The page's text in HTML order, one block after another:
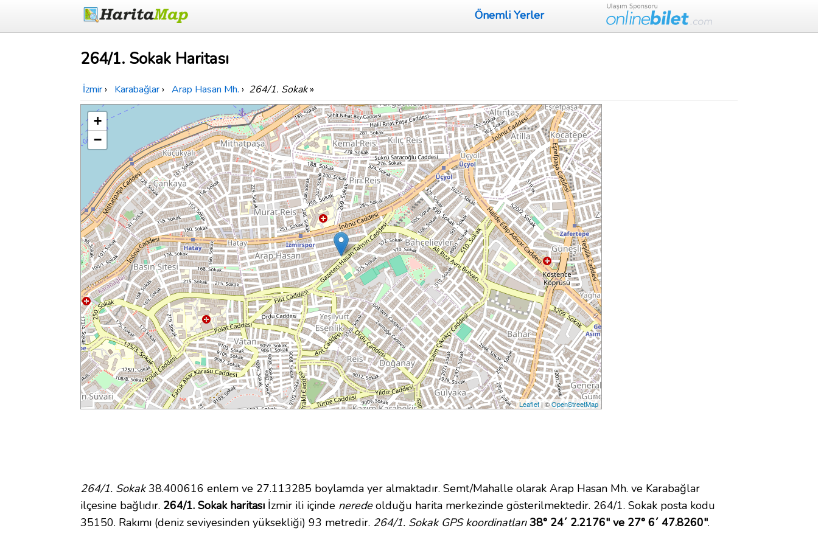
Önemli Yerler
264/1. Sokak Haritası
İzmir › Karabağlar › Arap Hasan Mh. › 264/1. Sokak»
+
−
Leaflet| ©OpenStreetMap
264/1. Sokak38.400616 enlem ve 27.113285 boylamda yer almaktadır. Semt/Mahalle olarak Arap Hasan Mh. ve Karabağlar
ilçesine bağlıdır. 264/1. Sokak haritası İzmir ili içinde neredeolduğu harita merkezinde gösterilmektedir. 264/1. Sokak posta kodu
35150. Rakımı (deniz seviyesinden yüksekliği) 93 metredir. 264/1. Sokak GPS koordinatları 38° 24´ 2.2176" ve 27° 6´ 47.8260".